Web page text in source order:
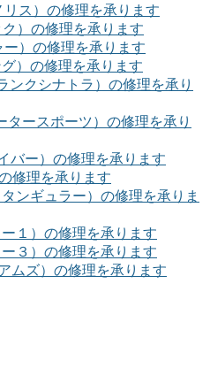
リス）の修理を承ります
ク）の修理を承ります
ー）の修理を承ります
）の修理を承ります
ンクシナトラ）の修理を承り
タースポーツ）の修理を承り
バー）の修理を承ります
修理を承ります
タンギュラー）の修理を承りま
１）の修理を承ります
３）の修理を承ります
ムズ）の修理を承ります